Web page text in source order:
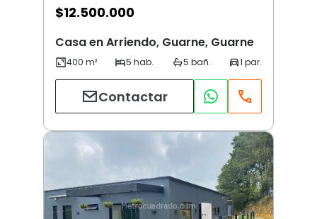
$12.500.000
Casa en Arriendo, Guarne, Guarne
Contactar